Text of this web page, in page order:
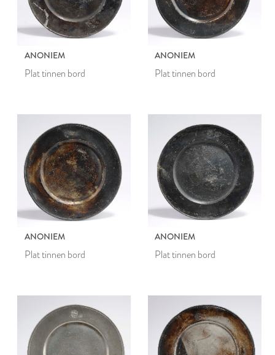
ANONIEM
Plat tinnen bord
ANONIEM
Plat tinnen bord
ANONIEM
Plat tinnen bord
ANONIEM
Plat tinnen bord